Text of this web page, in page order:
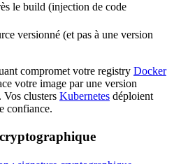
le build (injection de code
versionné (et pas à une version
compromet votre registry Docker
votre image par une version
. Vos clusters Kubernetes déploient
confiance.